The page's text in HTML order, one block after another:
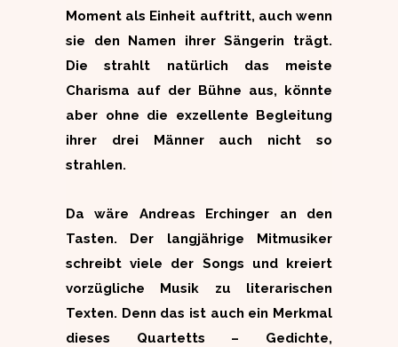
Moment als Einheit auftritt, auch wenn
sie den Namen ihrer Sängerin trägt.
Die strahlt natürlich das meiste
Charisma auf der Bühne aus, könnte
aber ohne die exzellente Begleitung
ihrer drei Männer auch nicht so
strahlen.
Da wäre Andreas Erchinger an den
Tasten. Der langjährige Mitmusiker
schreibt viele der Songs und kreiert
vorzügliche Musik zu literarischen
Texten. Denn das ist auch ein Merkmal
dieses Quartetts – Gedichte,